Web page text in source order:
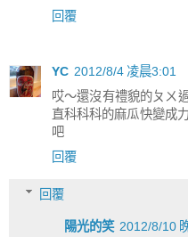
回覆
YC 2012/8/4 凌晨3:01
哎～還沒有禮貌的ㄆㄨ
直科科科的麻瓜快變成
吧
回覆
回覆
陽光的笑 2012/8/10